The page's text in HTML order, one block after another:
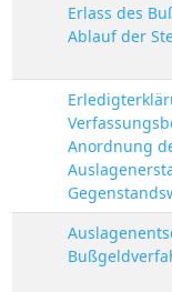
Erlass des
Ablauf der
Anordnung